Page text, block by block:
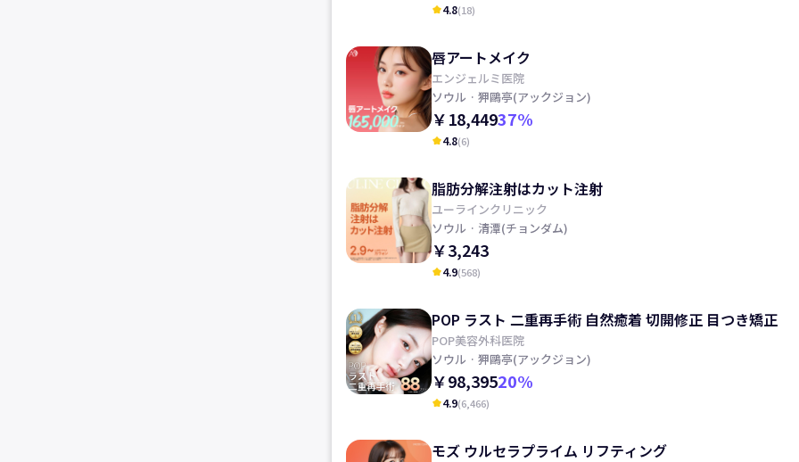
kid_star4.8(18)
唇アートメイク
エンジェルミ医院
ソウル · 狎鷗亭(アックジョン)
￥18,44937%
kid_star4.8(6)
脂肪分解注射はカット注射
ユーラインクリニック
ソウル · 清潭(チョンダム)
￥3,243
kid_star4.9(568)
POP ラスト 二重再手術 自然癒着 切開修正 目つき矯正
POP美容外科医院
ソウル · 狎鷗亭(アックジョン)
￥98,39520%
kid_star4.9(6,466)
モズ ウルセラプライム リフティング